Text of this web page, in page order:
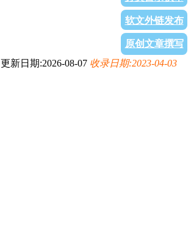
软文外链发布
原创文章撰写
更新日期:2026-08-07 收录日期:2023-04-03